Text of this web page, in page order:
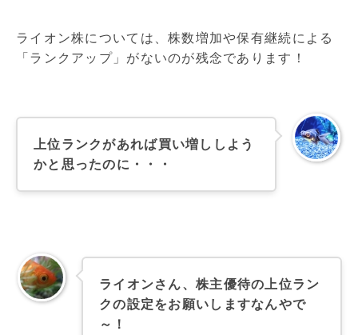
ライオン株については、株数増加や保有継続による
「ランクアップ」がないのが残念であります！
上位ランクがあれば買い増ししよう
かと思ったのに・・・
ライオンさん、株主優待の上位ラン
クの設定をお願いしますなんやで
～！